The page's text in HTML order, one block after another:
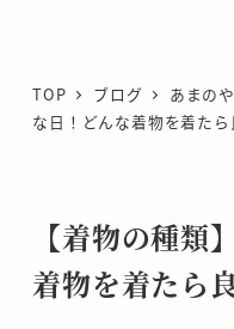
TOP ブログ あまの
な日！どんな着物を着たら
【着物の種類
着物を着たら